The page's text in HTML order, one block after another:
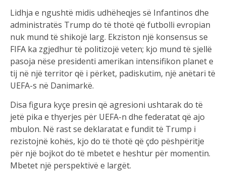
Lidhja e ngushtë midis udhëheqjes së Infantinos dhe
administratës Trump do të thotë që futbolli evropian
nuk mund të shikojë larg. Ekziston një konsensus se
FIFA ka zgjedhur të politizojë veten; kjo mund të sjellë
pasoja nëse presidenti amerikan intensifikon planet e
tij në një territor që i përket, padiskutim, një anëtari të
UEFA-s në Danimarkë.
Disa figura kyçe presin që agresioni ushtarak do të
jetë pika e thyerjes për UEFA-n dhe federatat që ajo
mbulon. Në rast se deklaratat e fundit të Trump i
rezistojnë kohës, kjo do të thotë që çdo pëshpëritje
për një bojkot do të mbetet e heshtur për momentin.
Mbetet një perspektivë e largët.